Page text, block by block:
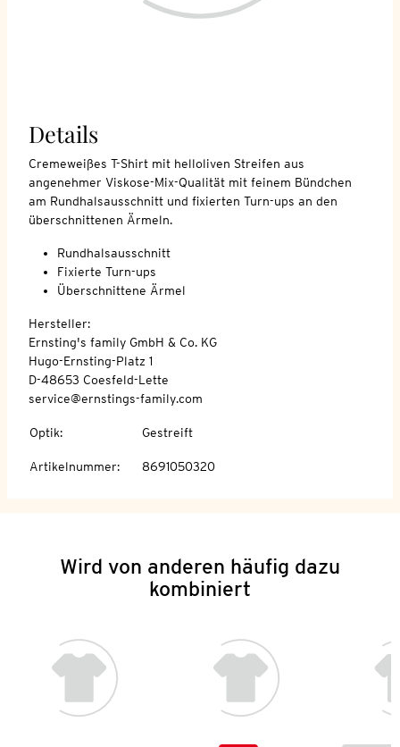
Details
Cremeweißes T-Shirt mit helloliven Streifen aus
angenehmer Viskose-Mix-Qualität mit feinem Bündchen
am Rundhalsausschnitt und fixierten Turn-ups an den
überschnittenen Ärmeln.
Rundhalsausschnitt
Fixierte Turn-ups
Überschnittene Ärmel
Hersteller:
Ernsting's family GmbH & Co. KG
Hugo-Ernsting-Platz 1
D-48653 Coesfeld-Lette
service@ernstings-family.com
Optik: Gestreift
Artikelnummer: 8691050320
Wird von anderen häufig dazu
kombiniert